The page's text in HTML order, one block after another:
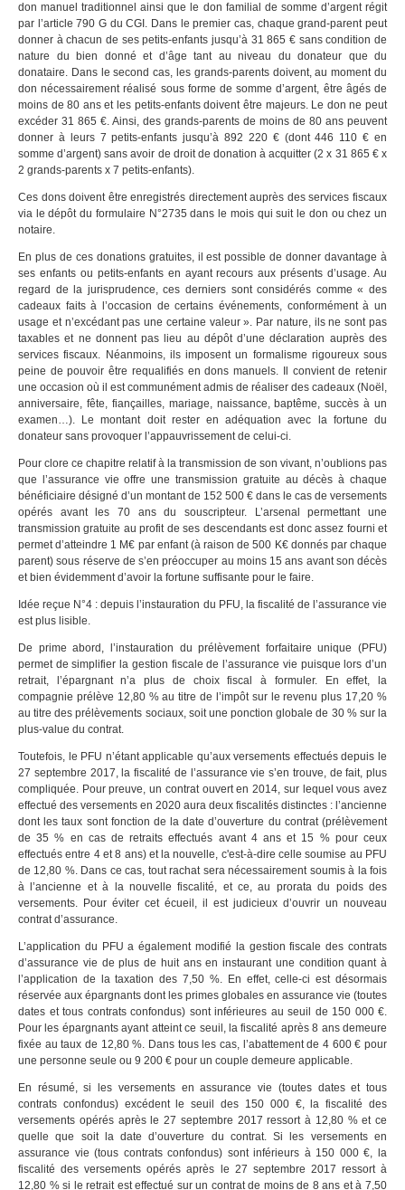
don manuel traditionnel ainsi que le don familial de somme d’argent régit
par l’article 790 G du CGI. Dans le premier cas, chaque grand-parent peut
donner à chacun de ses petits-enfants jusqu’à 31 865 € sans condition de
nature du bien donné et d’âge tant au niveau du donateur que du
donataire. Dans le second cas, les grands-parents doivent, au moment du
don nécessairement réalisé sous forme de somme d’argent, être âgés de
moins de 80 ans et les petits-enfants doivent être majeurs. Le don ne peut
excéder 31 865 €. Ainsi, des grands-parents de moins de 80 ans peuvent
donner à leurs 7 petits-enfants jusqu’à 892 220 € (dont 446 110 € en
somme d’argent) sans avoir de droit de donation à acquitter (2 x 31 865 € x
2 grands-parents x 7 petits-enfants).
Ces dons doivent être enregistrés directement auprès des services fiscaux
via le dépôt du formulaire N°2735 dans le mois qui suit le don ou chez un
notaire.
En plus de ces donations gratuites, il est possible de donner davantage à
ses enfants ou petits-enfants en ayant recours aux présents d’usage. Au
regard de la jurisprudence, ces derniers sont considérés comme « des
cadeaux faits à l’occasion de certains événements, conformément à un
usage et n’excédant pas une certaine valeur ». Par nature, ils ne sont pas
taxables et ne donnent pas lieu au dépôt d’une déclaration auprès des
services fiscaux. Néanmoins, ils imposent un formalisme rigoureux sous
peine de pouvoir être requalifiés en dons manuels. Il convient de retenir
une occasion où il est communément admis de réaliser des cadeaux (Noël,
anniversaire, fête, fiançailles, mariage, naissance, baptême, succès à un
examen…). Le montant doit rester en adéquation avec la fortune du
donateur sans provoquer l’appauvrissement de celui-ci.
Pour clore ce chapitre relatif à la transmission de son vivant, n’oublions pas
que l’assurance vie offre une transmission gratuite au décès à chaque
bénéficiaire désigné d’un montant de 152 500 € dans le cas de versements
opérés avant les 70 ans du souscripteur. L’arsenal permettant une
transmission gratuite au profit de ses descendants est donc assez fourni et
permet d’atteindre 1 M€ par enfant (à raison de 500 K€ donnés par chaque
parent) sous réserve de s’en préoccuper au moins 15 ans avant son décès
et bien évidemment d’avoir la fortune suffisante pour le faire.
Idée reçue N°4 : depuis l’instauration du PFU, la fiscalité de l’assurance vie
est plus lisible.
De prime abord, l’instauration du prélèvement forfaitaire unique (PFU)
permet de simplifier la gestion fiscale de l’assurance vie puisque lors d’un
retrait, l’épargnant n’a plus de choix fiscal à formuler. En effet, la
compagnie prélève 12,80 % au titre de l’impôt sur le revenu plus 17,20 %
au titre des prélèvements sociaux, soit une ponction globale de 30 % sur la
plus-value du contrat.
Toutefois, le PFU n’étant applicable qu’aux versements effectués depuis le
27 septembre 2017, la fiscalité de l’assurance vie s’en trouve, de fait, plus
compliquée. Pour preuve, un contrat ouvert en 2014, sur lequel vous avez
effectué des versements en 2020 aura deux fiscalités distinctes : l’ancienne
dont les taux sont fonction de la date d’ouverture du contrat (prélèvement
de 35 % en cas de retraits effectués avant 4 ans et 15 % pour ceux
effectués entre 4 et 8 ans) et la nouvelle, c'est-à-dire celle soumise au PFU
de 12,80 %. Dans ce cas, tout rachat sera nécessairement soumis à la fois
à l’ancienne et à la nouvelle fiscalité, et ce, au prorata du poids des
versements. Pour éviter cet écueil, il est judicieux d’ouvrir un nouveau
contrat d’assurance.
L’application du PFU a également modifié la gestion fiscale des contrats
d’assurance vie de plus de huit ans en instaurant une condition quant à
l’application de la taxation des 7,50 %. En effet, celle-ci est désormais
réservée aux épargnants dont les primes globales en assurance vie (toutes
dates et tous contrats confondus) sont inférieures au seuil de 150 000 €.
Pour les épargnants ayant atteint ce seuil, la fiscalité après 8 ans demeure
fixée au taux de 12,80 %. Dans tous les cas, l’abattement de 4 600 € pour
une personne seule ou 9 200 € pour un couple demeure applicable.
En résumé, si les versements en assurance vie (toutes dates et tous
contrats confondus) excédent le seuil des 150 000 €, la fiscalité des
versements opérés après le 27 septembre 2017 ressort à 12,80 % et ce
quelle que soit la date d’ouverture du contrat. Si les versements en
assurance vie (tous contrats confondus) sont inférieurs à 150 000 €, la
fiscalité des versements opérés après le 27 septembre 2017 ressort à
12,80 % si le retrait est effectué sur un contrat de moins de 8 ans et à 7,50